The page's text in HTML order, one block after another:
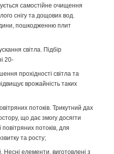
самостійне очищення
снігу та дощових вод.
пошкодженню плит
світла. Підбір
20-
прохідності світла та
врожайність таких
потоків. Трикутний дах
що дає змогу досягти
повітряних потоків, для
та росту;
Несні елементи, виготовлені з